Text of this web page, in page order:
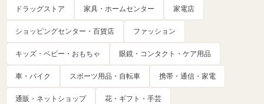
ドラッグストア 家具・ホームセンター 家電店
ショッピングセンター・百貨店 ファッション
キッズ・ベビー・おもちゃ 眼鏡・コンタクト・ケア用品
車・バイク スポーツ用品・自転車 携帯・通信・家電
通販・ネットショップ 花・ギフト・手芸